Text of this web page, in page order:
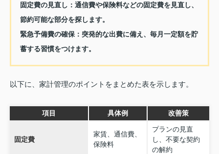
固定費の見直し： 通信費や保険料などの固定費を見直し、
節約可能な部分を探します。
緊急予備費の確保： 突発的な出費に備え、毎月一定額を貯
蓄する習慣をつけます。
以下に、家計管理のポイントをまとめた表を示します。
項目 具体例 改善策
固定費
家賃、通信費、
保険料
プランの見直
し、不要な契約
の解約